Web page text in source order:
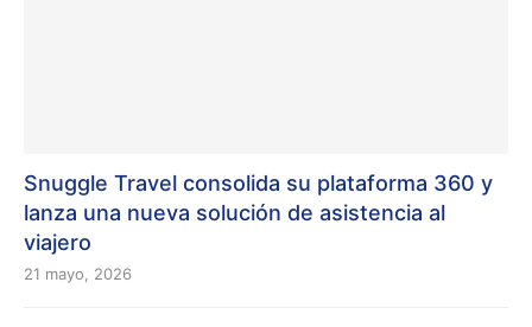
Snuggle Travel consolida su plataforma 360 y
lanza una nueva solución de asistencia al
viajero
21 mayo, 2026